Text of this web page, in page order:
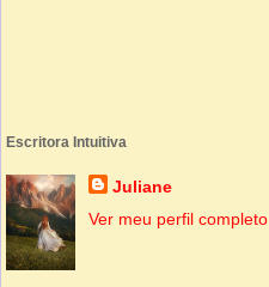
Escritora Intuitiva
Juliane
Ver meu perfil completo